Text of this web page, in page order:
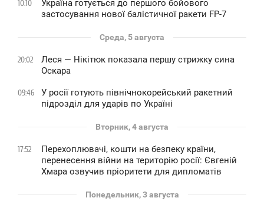
10:10
Україна готується до першого бойового
застосування нової балістичної ракети FP-7
Среда, 5 августа
20:02
Леся — Нікітюк показала першу стрижку сина
Оскара
09:46
У росії готують північнокорейський ракетний
підрозділ для ударів по Україні
Вторник, 4 августа
17:52
Перехоплювачі, кошти на безпеку країни,
перенесення війни на територію росії: Євгеній
Хмара озвучив пріоритети для дипломатів
Понедельник, 3 августа